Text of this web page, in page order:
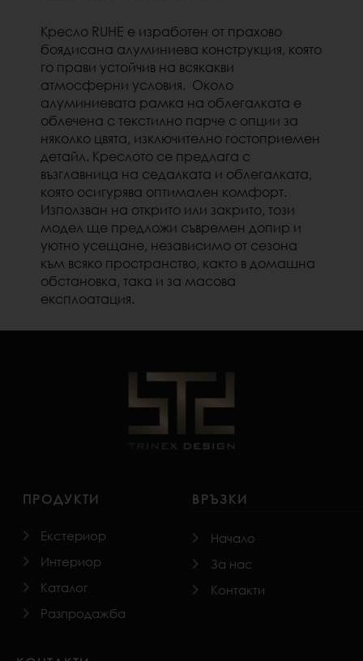
Кресло RUHE е изработен от прахово
боядисана алуминиева конструкция, която
го прави устойчив на всякакви
атмосферни условия. Около
алуминиевата рамка на облегалката е
облечена с текстилно парче с опции за
няколко цвята, изключително гостоприемен
детайл. Креслото се предлага с
възглавница на седалката и облегалката,
която осигурява оптимален комфорт.
Използван на открито или закрито, този
модел ще предложи съвремен допир и
уютно усещане, независимо от сезона
към всяко пространство, както в домашна
обстановка, така и за масова
експлоатация.
ПРОДУКТИ
Екстериор
Интериор
Каталог
Разпродажба
ВРЪЗКИ
Начало
За нас
Контакти